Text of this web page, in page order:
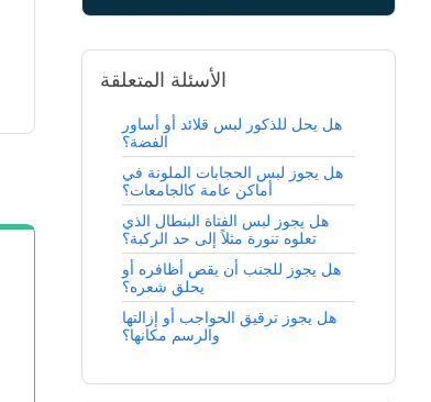
الأسئلة المتعلقة
هل يحل للذكور لبس قلائد أو أساور
الفضة؟
هل يجوز لبس الحجابات الملونة في
أماكن عامة كالجامعات؟
هل يجوز لبس الفتاة البنطال الذي
تعلوه تنورة مثلاً إلى حد الركبة؟
هل يجوز للجنب أن يقص أظافره أو
يحلق شعره؟
هل يجوز ترقيق الحواجب أو إزالتها
والرسم مكانها؟